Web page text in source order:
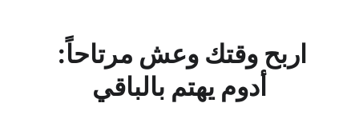
اربح وقتك وعش مرتاحاً:
أدوم يهتم بالباقي